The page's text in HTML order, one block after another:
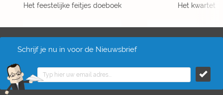
Het feestelijke feitjes doeboek Het kwartet
Schrijf je nu in voor de Nieuwsbrief